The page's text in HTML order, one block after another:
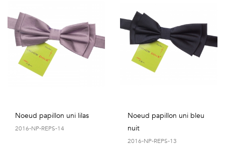
Noeud papillon uni lilas
2016-NP-REPS-14
Noeud papillon uni bleu
nuit
2016-NP-REPS-13